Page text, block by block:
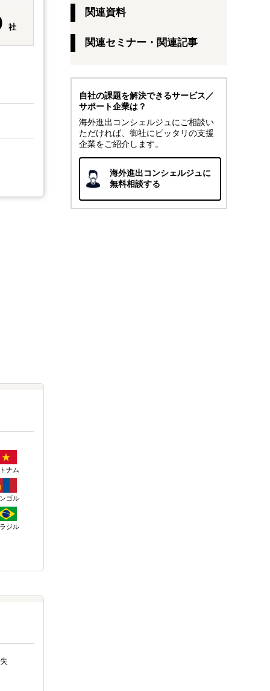
社
ナム
ゴル
ジル
関連資料
関連セミナー・関連記事
自社の課題を解決できるサービス／
サポート企業は？
海外進出コンシェルジュにご相談い
ただければ、御社にピッタリの支援
企業をご紹介します。
海外進出コンシェルジュに
無料相談する